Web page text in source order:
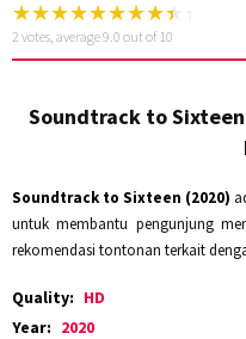
2 votes, average9.0 out of 10
Soundtrack to
Soundtrack to Sixteen (2020)
untuk membantu pengunjung
rekomendasi tontonan terkait
Quality: HD
Year: 2020